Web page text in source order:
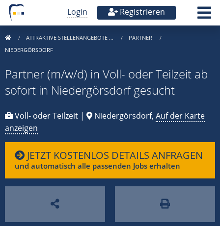
Login Registrieren
ATTRAKTIVE STELLENANGEBOTE …
PARTNER
NIEDERGÖRSDORF
Partner (m/w/d) in Voll- oder Teilzeit ab
sofort in Niedergörsdorf gesucht
Voll- oder Teilzeit | Niedergörsdorf, Auf der Karte
anzeigen
JETZT KOSTENLOS DETAILS ANFRAGEN
und automatisch alle passenden Jobs erhalten